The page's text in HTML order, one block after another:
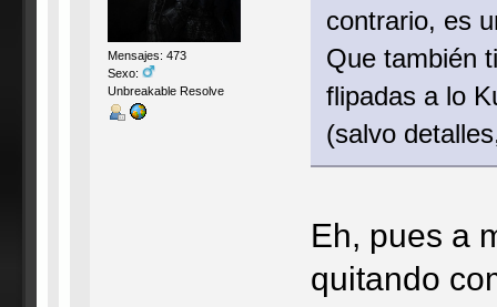
Mensajes: 473
Sexo:
Unbreakable Resolve
contrario, es
Que también
flipadas a lo
(salvo
Eh, pues a
quitando